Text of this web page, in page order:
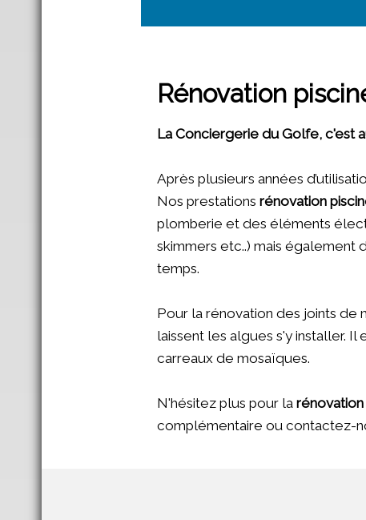
Rénovation
La Conciergerie du Golfe, c'est
Après plusieurs années
Nos prestations rénovation
plomberie et des éléments
skimmers etc..) mais
temps.
Pour la rénovation des joints de
laissent les algues s'y installer.
carreaux de mosaïques.
N'hésitez plus pour la
complémentaire ou contactez-